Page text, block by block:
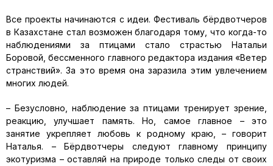
Все проекты начинаются с идеи. Фестиваль бёрдвотчеров
в Казахстане стал возможен благодаря тому, что когда-то
наблюдениями за птицами стало страстью Натальи
Боровой, бессменного главного редактора издания «Ветер
странствий». За это время она заразила этим увлечением
многих людей.
– Безусловно, наблюдение за птицами тренирует зрение,
реакцию, улучшает память. Но, самое главное – это
занятие укрепляет любовь к родному краю, – говорит
Наталья. – Бёрдвотчеры следуют главному принципу
экотуризма – оставляй на природе только следы от своих